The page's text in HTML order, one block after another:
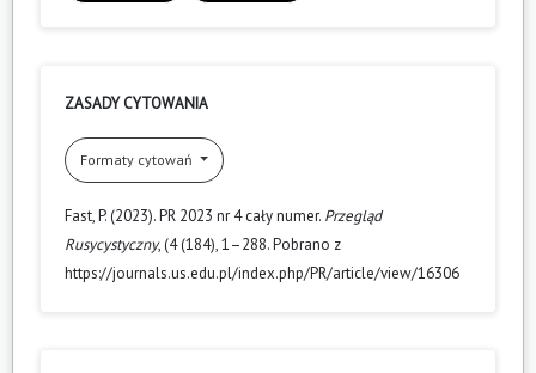
ZASADY CYTOWANIA
Formaty cytowań
Fast, P. (2023). PR 2023 nr 4 cały numer. Przegląd
Rusycystyczny, (4 (184), 1–288. Pobrano z
https://journals.us.edu.pl/index.php/PR/article/view/16306